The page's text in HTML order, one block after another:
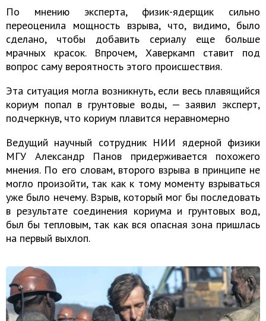
По мнению эксперта, физик-ядерщик сильно
переоценила мощность взрыва, что, видимо, было
сделано, чтобы добавить сериалу еще больше
мрачных красок. Впрочем, Хаверкамп ставит под
вопрос саму вероятность этого происшествия.
Эта ситуация могла возникнуть, если весь плавящийся
кориум попал в грунтовые воды, — заявил эксперт,
подчеркнув, что кориум плавится неравномерно
Ведущий научный сотрудник НИИ ядерной физики
МГУ Александр Панов придерживается похожего
мнения. По его словам, второго взрыва в принципе не
могло произойти, так как к тому моменту взрываться
уже было нечему. Взрыв, который мог бы последовать
в результате соединения кориума и грунтовых вод,
был бы тепловым, так как вся опасная зона пришлась
на первый выхлоп.